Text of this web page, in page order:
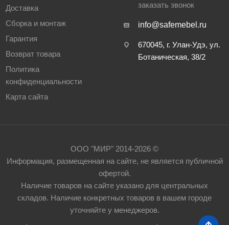
Доставка
Сборка и монтаж
Гарантия
Возврат товара
Политика
конфиденциальности
Карта сайта
заказать звонок
info@safemebel.ru
670045, г. Улан-Удэ, ул.
Ботаническая, 38/2
ООО "МИР" 2014-2026 ©
Информация, размещенная на сайте, не является публичной
офертой.
Наличие товаров на сайте указано для центральных
складов. Наличие конкретных товаров в вашем городе
уточняйте у менеджеров.